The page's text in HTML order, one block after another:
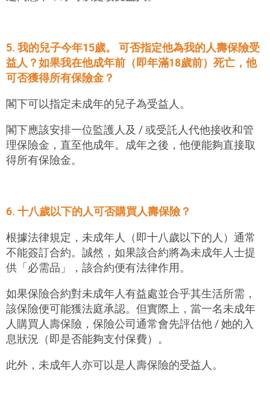
5. 我的兒子今年15歲。 可否指定他為我的人壽保險受
益人？如果我在他成年前（即年滿18歲前）死亡，他
可否獲得所有保險金？
閣下可以指定未成年的兒子為受益人。
閣下應該安排一位監護人及 / 或受託人代他接收和管
理保險金，直至他成年。成年之後，他便能夠直接取
得所有保險金。
6. 十八歲以下的人可否購買人壽保險？
根據法律規定，未成年人（即十八歲以下的人）通常
不能簽訂合約。誠然，如果該合約將為未成年人士提
供「必需品」，該合約便有法律作用。
如果保險合約對未成年人有益處並合乎其生活所需，
該保險便可能獲法庭承認。但實際上，當一名未成年
人購買人壽保險，保險公司通常會先評估他 / 她的入
息狀況（即是否能夠支付保費）。
此外，未成年人亦可以是人壽保險的受益人。